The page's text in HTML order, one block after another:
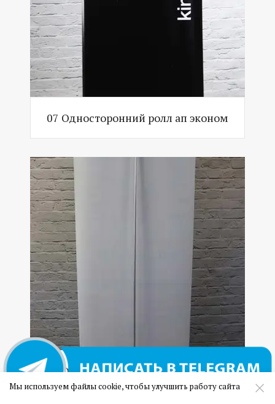
07 Односторонний ролл ап эконом
08 Односторонний ролл ап эконом
Мы используем файлы cookie, чтобы улучшить работу сайта